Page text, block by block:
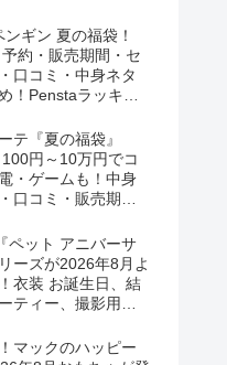
ギン 夏の福袋！
約・販売期間・セ
口コミ・中身ネタ
！Penstaラッキー
り新発売！
テ『夏の福袋』
円～10万円でコ
・ゲームも！中身
口コミ・販売期
ペット アニバーサ
ーズが2026年8月よ
衣装 お誕生日、結
ティー、撮影用グ
マックのハッピー